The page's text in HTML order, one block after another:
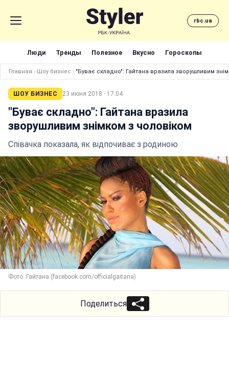
rbc.ua
Люди Тренды Полезное Вкусно Гороскопы
Главная › Шоу бизнес › "Буває складно": Гайтана вразила зворушливим
ШОУ БИЗНЕС 23 июня 2018 · 17:04
"Буває складно": Гайтана вразила
зворушливим знімком з чоловіком
Співачка показала, як відпочиває з родиною
Фото: Гайтана (facebook.com/officialgaitana)
Поделиться